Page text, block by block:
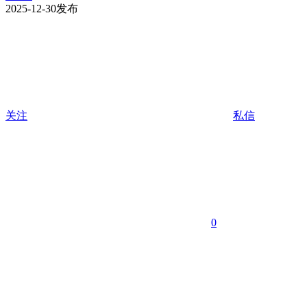
2025-12-30发布
关注 私信
0